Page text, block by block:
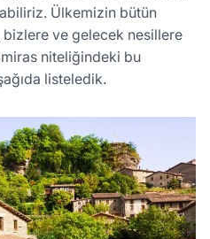
Ülkemizin bütün
ve gelecek nesillere
niteliğindeki bu
listeledik.